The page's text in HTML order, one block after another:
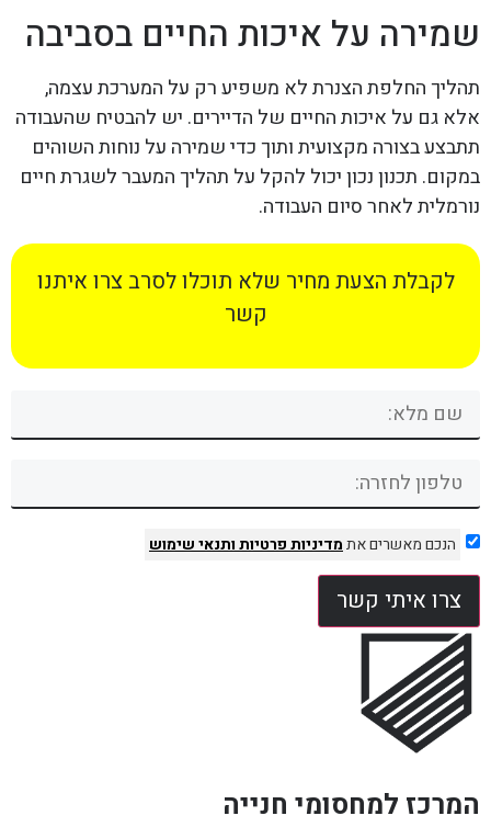
שמירה על איכות החיים בסביבה
תהליך החלפת הצנרת לא משפיע רק על המערכת עצמה,
אלא גם על איכות החיים של הדיירים. יש להבטיח שהעבודה
תתבצע בצורה מקצועית ותוך כדי שמירה על נוחות השוהים
במקום. תכנון נכון יכול להקל על תהליך המעבר לשגרת חיים
נורמלית לאחר סיום העבודה.
לקבלת הצעת מחיר שלא תוכלו לסרב צרו איתנו
קשר
הנכם מאשרים אתמדיניות פרטיותותנאי שימוש
צרו איתי קשר
המרכז למחסומי חנייה